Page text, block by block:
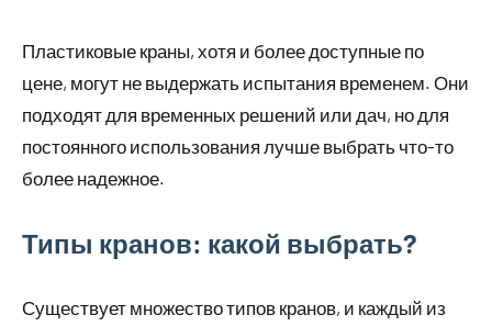
Пластиковые краны, хотя и более доступные по
цене, могут не выдержать испытания временем. Они
подходят для временных решений или дач, но для
постоянного использования лучше выбрать что-то
более надежное.
Типы кранов: какой выбрать?
Существует множество типов кранов, и каждый из